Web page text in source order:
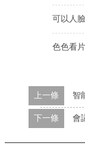
可以人
色色看
上一條 智
下一條 會